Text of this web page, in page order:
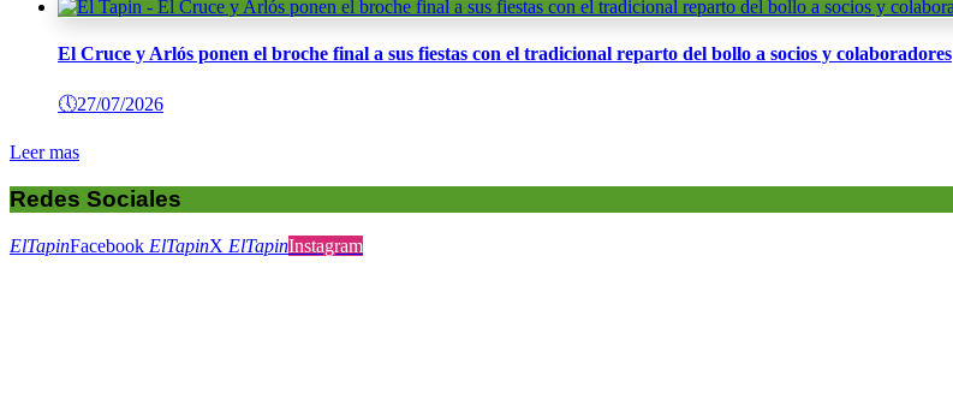
El Cruce y Arlós ponen el broche final a sus fiestas con el tradicional reparto del bollo a socios y colaboradores
🕔27/07/2026
Leer mas
Redes Sociales
ElTapinFacebook ElTapinX ElTapinInstagram